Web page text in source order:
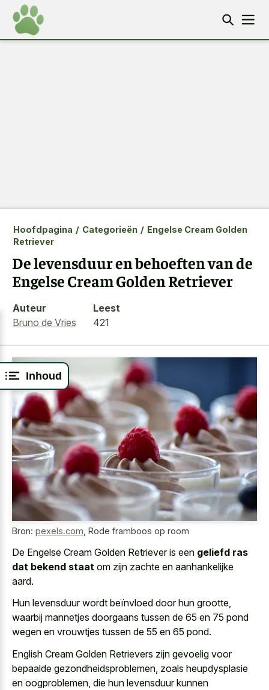
Inhoud
Hoofdpagina / Categorieën / Engelse Cream Golden
Retriever
De levensduur en behoeften van de
Engelse Cream Golden Retriever
Auteur
Bruno de Vries
Leest
421
Bron: pexels.com Rode framboos op room
De Engelse Cream Golden Retriever is een geliefd ras
dat bekend staat om zijn zachte en aanhankelijke
aard.
Hun levensduur wordt beïnvloed door hun grootte,
waarbij mannetjes doorgaans tussen de 65 en 75 pond
wegen en vrouwtjes tussen de 55 en 65 pond.
English Cream Golden Retrievers zijn gevoelig voor
bepaalde gezondheidsproblemen, zoals heupdysplasie
en oogproblemen, die hun levensduur kunnen